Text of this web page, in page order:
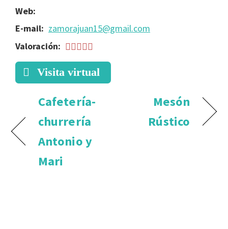
Web:
E-mail: zamorajuan15@gmail.com
Valoración:
Visita virtual
Cafetería-
churrería
Antonio y
Mari
Mesón
Rústico